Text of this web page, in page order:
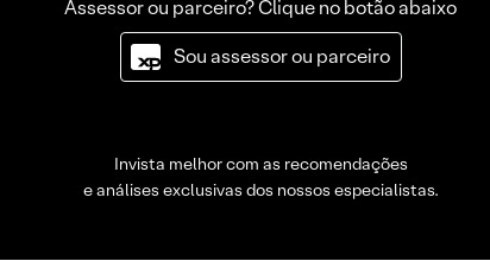
Assessor ou parceiro? Clique no botão abaixo
Sou assessor ou parceiro
Invista melhor com as recomendações
e análises exclusivas dos nossos especialistas.